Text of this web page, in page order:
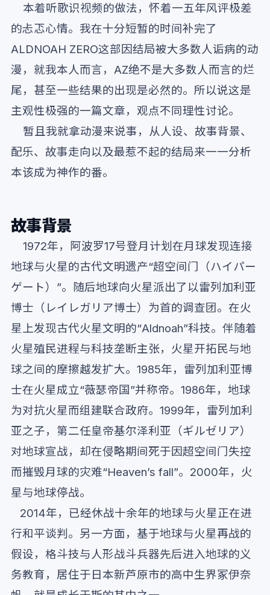
本着听歌识视频的做法，怀着一五年风评极差
的忐忑心情。我在十分短暂的时间补完了
ALDNOAH ZERO这部因结局被大多数人诟病的动
漫，就我本人而言，AZ绝不是大多数人而言的烂
尾，甚至一些结果的出现是必然的。所以说这是
主观性极强的一篇文章，观点不同理性讨论。
暂且我就拿动漫来说事，从人设、故事背景、
配乐、故事走向以及最惹不起的结局来一一分析
本该成为神作的番。
故事背景
1972年，阿波罗17号登月计划在月球发现连接
地球与火星的古代文明遗产“超空间门（ハイパー
ゲート）”。随后地球向火星派出了以雷列加利亚
博士（レイレガリア博士）为首的调查团。在火
星上发现古代火星文明的“Aldnoah”科技。伴随着
火星殖民进程与科技垄断主张，火星开拓民与地
球之间的摩擦越发扩大。1985年，雷列加利亚博
士在火星成立“薇瑟帝国”并称帝。1986年，地球
为对抗火星而组建联合政府。1999年，雷列加利
亚之子，第二任皇帝基尔泽利亚（ギルゼリア）
对地球宣战，却在侵略期间死于因超空间门失控
而摧毁月球的灾难“Heaven’s fall”。2000年，火
星与地球停战。
2014年，已经休战十余年的地球与火星正在进
行和平谈判。另一方面，基于地球与火星再战的
假设，格斗技与人形战斗兵器先后进入地球的义
务教育，居住于日本新芦原市的高中生界冢伊奈